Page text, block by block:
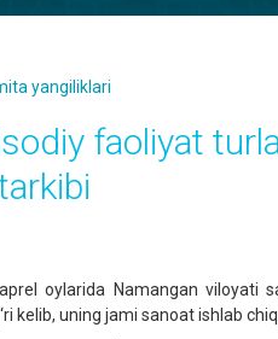
yangiliklari
faoliyat
oylarida Namangan viloyati
kelib, uning jami sanoat ishlab